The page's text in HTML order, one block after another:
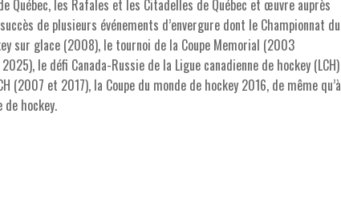
Québec, les Rafales et les Citadelles de Québec et œuvre auprès
de plusieurs événements d’envergure dont le Championnat du
sur glace (2008), le tournoi de la Coupe Memorial (2003
le défi Canada-Russie de la Ligue canadienne de hockey (LCH)
et 2017), la Coupe du monde de hockey 2016, de même qu’à
hockey.